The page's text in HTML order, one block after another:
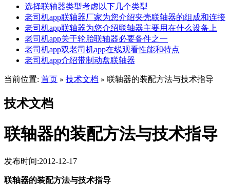
选择联轴器类型考虑以下几个类型
老司机app联轴器厂家为您介绍夹壳联轴器的组成和连接
老司机app联轴器为您介绍联轴器主要用在什么设备上
老司机app关于轮胎联轴器必要备件之一
老司机app双老司机app在线观看性能和特点
老司机app介绍带制动盘联轴器
当前位置: 首页 » 技术文档 » 联轴器的装配方法与技术指导
技术文档
联轴器的装配方法与技术指导
发布时间:2012-12-17
联轴器的装配方法与技术指导